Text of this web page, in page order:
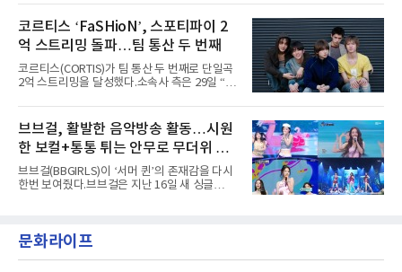
정적인 실력을 입증했고, 올해 '2026 어썸뮤직
페스티벌', '뷰티풀 민트 라이프 2026', '2026
heart(와일드 하트)’라는 제목이 붙은 콘셉트 포
토에는 멤버들의 본능적이고 야성적인 면모가
강렬하게 담겼다. 짙은 아이섀도와 푸른빛·금빛·
붉은빛의 컬러 렌즈가 비현실적인 분위기를 자
아내고, 여러 원색이 불규칙하게 뒤섞인 멀티컬
러 헤어와 과감한 블루·블랙 립 메이크업이 낯설
고도 매혹적인 비주얼을 완성했다.스타일링 역
엣을 거침없이 결합했다. 멤버들은 각기 다른 개
성을 살린 스타일링을 선
코르티스 ‘FaSHioN’, 스포티파이 2
억 스트리밍 돌파…팀 통산 두 번째
코르티스(CORTIS)가 팀 통산 두 번째로 단일곡
2억 스트리밍을 달성했다.소속사 측은 29일 “코
벌 오디오·음원 스트리밍 플랫폼 스포티파이에
서 27일 자로 누적 재생 수 2억 회를 돌파했
다”고 밝혔다.곡이 발표된 지 약 10개월 만이다.
팀의 첫 번째 2억 스트리밍 곡은 동일 음반에 수
록된 ‘GO!’다. 이 노래는 공개 약 9개월 만인 지
난달 26일 자에 2억 고지를 밟았다. 이는 최근 5
년 내 데뷔한 보이그룹의 곡 중 최단기 2억 달성
했다. “내 티, 5 bucks 바지는, 만원” 등 멤버들
의 라이프 스타일
브브걸, 활발한 음악방송 활동…시원
한 보컬+통통 튀는 안무로 무더위 사
냥
브브걸(BBGIRLS)이 ‘서머 퀸’의 존재감을 다시
한번 보여줬다.브브걸은 지난 16일 새 싱글
MBC '쇼! 음악중심', SBS '인기가요' 등 주요 음
악방송 무대에 올라 화려한 퍼포먼스를 펼쳤다.
문화라이프